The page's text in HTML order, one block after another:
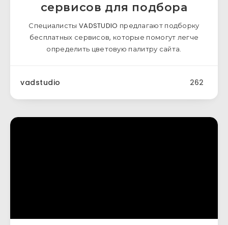
сервисов для подбора
Специалисты VADSTUDIO предлагают подборку
бесплатных сервисов, которые помогут легче
определить цветовую палитру сайта.
vadstudio 262